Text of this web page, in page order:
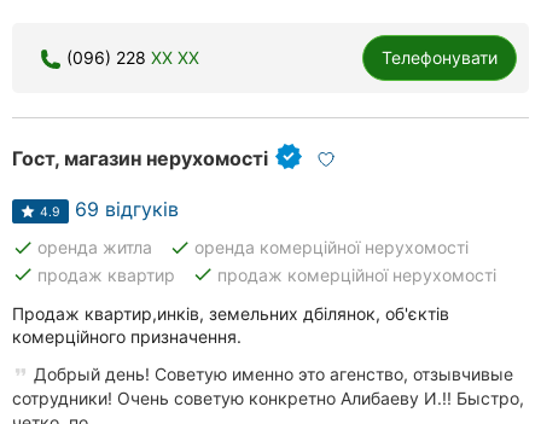
(096) 228 XX XX Телефонувати
Гост, магазин нерухомості
4.9 69 відгуків
done оренда житла done оренда комерційної нерухомості
done продаж квартир done продаж комерційної нерухомості
Продаж квартир,инків, земельних дбілянок, об'єктів
комерційного призначення.
Добрый день! Советую именно это агенство, отзывчивые
сотрудники! Очень советую конкретно Алибаеву И.!! Быстро,